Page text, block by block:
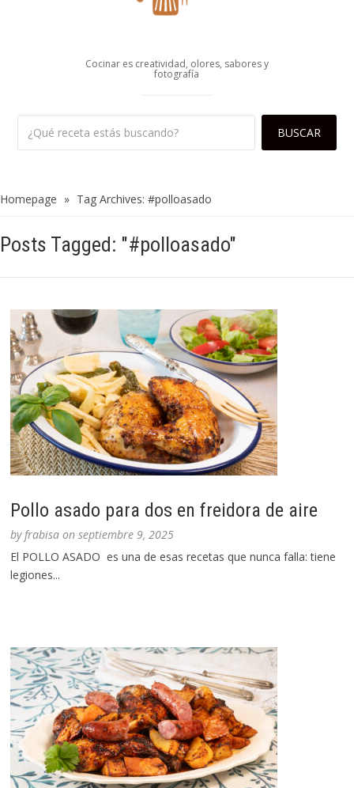
Cocinar es creatividad, olores, sabores y
fotografía
Homepage » Tag Archives: #polloasado
Posts Tagged: "#polloasado"
Pollo asado para dos en freidora de aire
byfrabisa onseptiembre 9, 2025
El POLLO ASADO es una de esas recetas que nunca falla: tiene
legiones...